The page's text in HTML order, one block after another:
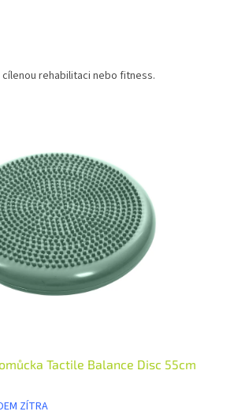
rehabilitaci nebo fitness.
Tactile Balance Disc 55cm
ZÍTRA